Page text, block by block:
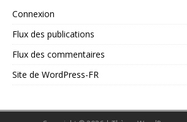
Connexion
Flux des publications
Flux des commentaires
Site de WordPress-FR